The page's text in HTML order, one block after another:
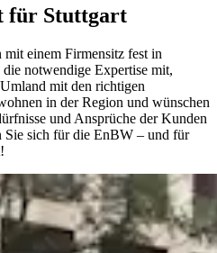
für Stuttgart
einem Firmensitz fest in
notwendige Expertise mit,
mit den richtigen
in der Region und wünschen
und Ansprüche der Kunden
Sie sich für die EnBW – und für